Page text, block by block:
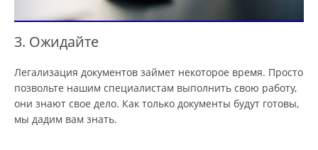
3. Ожидайте
Легализация документов займет некоторое время. Просто
позвольте нашим специалистам выполнить свою работу,
они знают свое дело. Как только документы будут готовы,
мы дадим вам знать.